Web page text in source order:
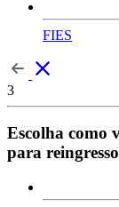
FIES
3
Escolha como
para reingresso